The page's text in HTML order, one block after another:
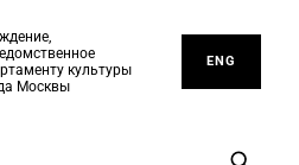
культуры
Москвы
ENG